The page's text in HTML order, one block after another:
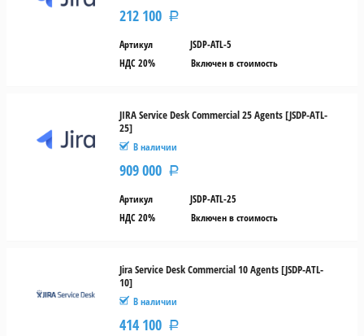
Версия
212 100 Р
Артикул
JSDP-ATL-5
НДС 20%
Включен в стоимость
JIRA Service Desk Commercial 25 Agents [JSDP-ATL-
25]
В наличии
909 000 Р
Артикул
JSDP-ATL-25
НДС 20%
Включен в стоимость
Jira Service Desk Commercial 10 Agents [JSDP-ATL-
10]
В наличии
414 100 Р